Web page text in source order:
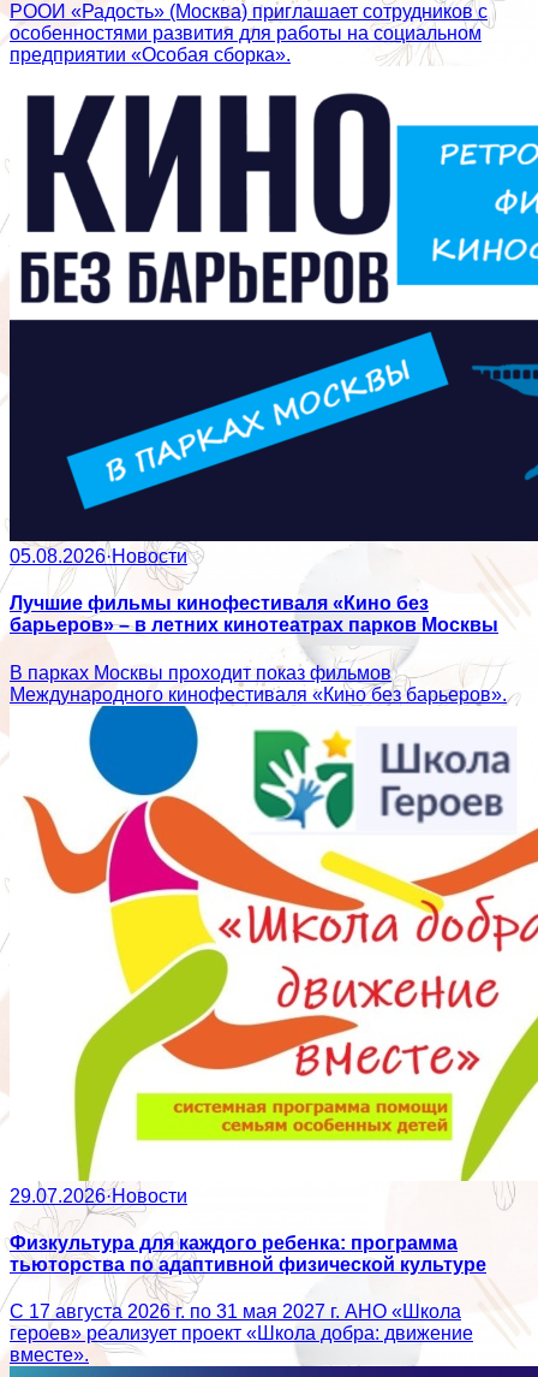
РООИ «Радость» (Москва) приглашает сотрудников с
особенностями развития для работы на социальном
предприятии «Особая сборка».
05.08.2026·Новости
Лучшие фильмы кинофестиваля «Кино без
барьеров» – в летних кинотеатрах парков Москвы
В парках Москвы проходит показ фильмов
Международного кинофестиваля «Кино без барьеров».
29.07.2026·Новости
Физкультура для каждого ребенка: программа
тьюторства по адаптивной физической культуре
С 17 августа 2026 г. по 31 мая 2027 г. АНО «Школа
героев» реализует проект «Школа добра: движение
вместе».